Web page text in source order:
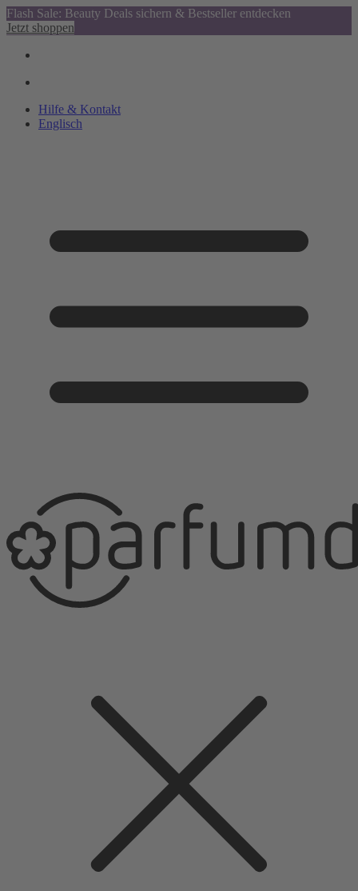
Flash Sale: Beauty Deals sichern & Bestseller entdecken
Jetzt shoppen
Hilfe & Kontakt
Englisch